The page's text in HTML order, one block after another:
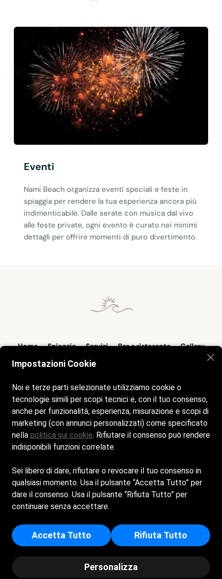
Eventi
Nami Beach organizza eventi speciali e feste in
spiaggia per rendere la tua esperienza ancora più
indimenticabile. Dalle serate con musica dal vivo
alle feste private, ogni evento è curato nei minimi
dettagli per offrire momenti di puro divertimento.
Home Spiaggia Servizi Bar e ristorante
Gallery
Cookie Policy
Privacy Policy
45 - 62019 - RECANATI (MC) - Capitale Sociale Euro
10.000 - Iscritta al registro delle imprese di Macerata -
p.i/c.f: 02153180431 - Numero REA: MC - 305745
© All Copyrights 2025 bySpiagge.it
Impostazioni Cookie
Noi e terze parti selezionate utilizziamo cookie o
tecnologie simili per scopi tecnici e, con il tuo consenso,
anche per funzionalità, esperienza, misurazione e scopi di
marketing (con annunci personalizzati) come specificato
nella politica sui cookie. Rifiutare il consenso può rendere
indisponibili funzioni correlate.
Sei libero di dare, rifiutare o revocare il tuo consenso in
qualsiasi momento. Usa il pulsante “Accetta Tutto” per
dare il consenso. Usa il pulsante “Rifiuta Tutto” per
continuare senza accettare.
Accetta Tutto Rifiuta Tutto
Personalizza